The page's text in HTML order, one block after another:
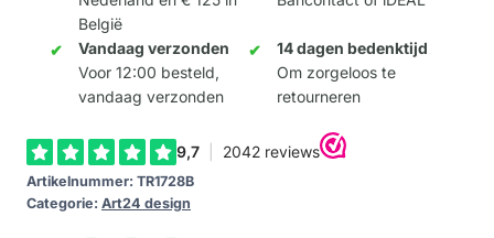
België
Vandaag verzonden
Voor 12:00 besteld,
vandaag verzonden
14 dagen bedenktijd
Om zorgeloos te
retourneren
Artikelnummer: TR1728B
Categorie: Art24 design